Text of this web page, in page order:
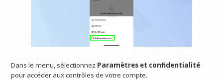
Dans le menu, sélectionnez Paramètres et confidentialité
pour accéder aux contrôles de votre compte.